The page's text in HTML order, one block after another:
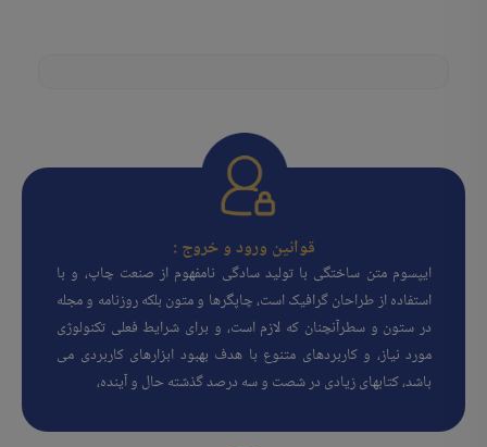
قوانین ورود و خروج :
ایپسوم متن ساختگی با تولید سادگی نامفهوم از صنعت چاپ، و با
استفاده از طراحان گرافیک است، چاپگرها و متون بلکه روزنامه و مجله
در ستون و سطرآنچنان که لازم است، و برای شرایط فعلی تکنولوژی
مورد نیاز، و کاربردهای متنوع با هدف بهبود ابزارهای کاربردی می
باشد، کتابهای زیادی در شصت و سه درصد گذشته حال و آینده،